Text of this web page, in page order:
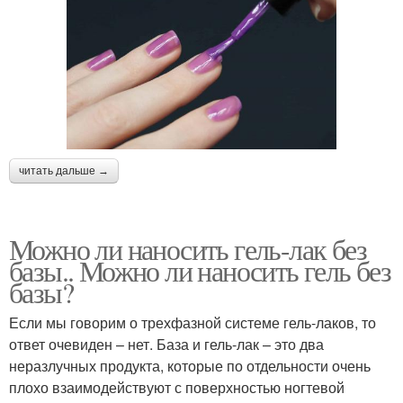
читать дальше →
Можно ли наносить гель-лак без
базы.. Можно ли наносить гель без
базы?
Если мы говорим о трехфазной системе гель-лаков, то
ответ очевиден – нет. База и гель-лак – это два
неразлучных продукта, которые по отдельности очень
плохо взаимодействуют с поверхностью ногтевой